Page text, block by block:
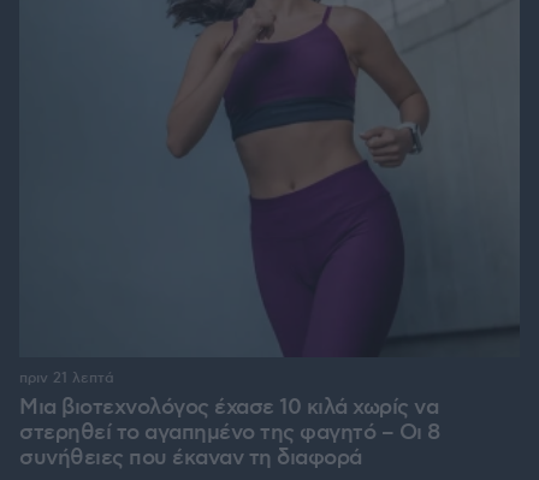
Μια βιοτεχνολόγος έχασε 10 κιλά χωρίς να
στερηθεί το αγαπημένο της φαγητό – Οι 8
συνήθειες που έκαναν τη διαφορά
πριν 21 λεπτά